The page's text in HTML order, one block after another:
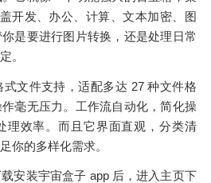
开发、办公、计算、文本加密、图
是要进行图片转换，还是处理日常
。
文件支持，适配多达 27 种文件格
毫无压力。工作流自动化，简化操
理效率。而且它界面直观，分类清
你的多样化需求。
安装宇宙盒子 app 后，进入主页下